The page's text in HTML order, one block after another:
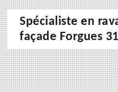
Spécialiste en
façade Forgues